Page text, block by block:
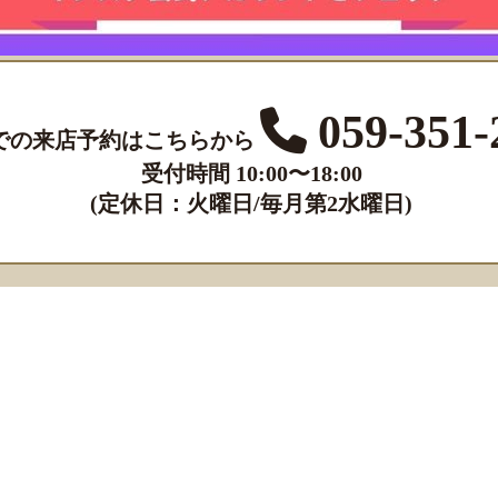
の来店予約はこちらから 059-
受付時間 10:00〜18:00
(定休日：火曜日/毎月第2水曜日)